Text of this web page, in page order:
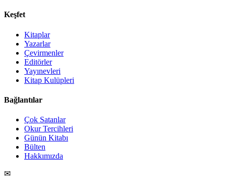
Keşfet
Kitaplar
Yazarlar
Çevirmenler
Editörler
Yayınevleri
Kitap Kulüpleri
Bağlantılar
Çok Satanlar
Okur Tercihleri
Günün Kitabı
Bülten
Hakkımızda
✉